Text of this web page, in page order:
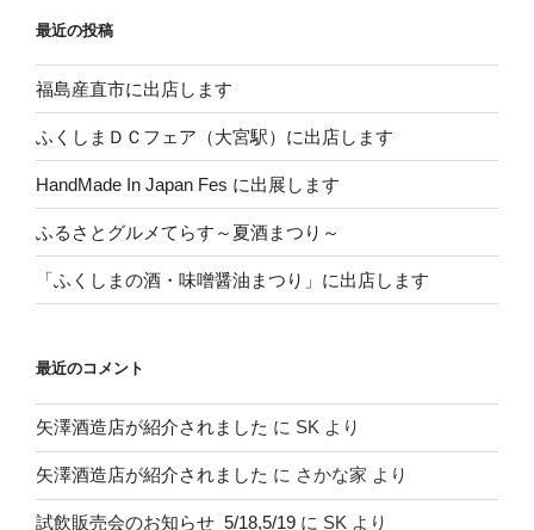
最近の投稿
福島産直市に出店します
ふくしまＤＣフェア（大宮駅）に出店します
HandMade In Japan Fes に出展します
ふるさとグルメてらす～夏酒まつり～
「ふくしまの酒・味噌醤油まつり」に出店します
最近のコメント
矢澤酒造店が紹介されました に SK より
矢澤酒造店が紹介されました に さかな家 より
試飲販売会のお知らせ_5/18,5/19 に SK より